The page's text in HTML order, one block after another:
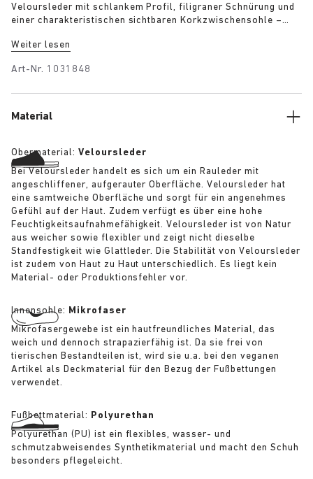
Veloursleder mit schlankem Profil, filigraner Schnürung und
einer charakteristischen sichtbaren Korkzwischensohle –
Sandalen. Der skulpturale und zugleich zurückhaltende Style
sorgt für einen selbstbewussten Auftritt.
Weiter lesen
Art-Nr. 1031848
Material
Obermaterial: Veloursleder
Bei Veloursleder handelt es sich um ein Rauleder mit
angeschliffener, aufgerauter Oberfläche. Veloursleder hat
eine samtweiche Oberfläche und sorgt für ein angenehmes
Gefühl auf der Haut. Zudem verfügt es über eine hohe
Feuchtigkeitsaufnahmefähigkeit. Veloursleder ist von Natur
aus weicher sowie flexibler und zeigt nicht dieselbe
Standfestigkeit wie Glattleder. Die Stabilität von Veloursleder
ist zudem von Haut zu Haut unterschiedlich. Es liegt kein
Material- oder Produktionsfehler vor.
Innensohle: Mikrofaser
Mikrofasergewebe ist ein hautfreundliches Material, das
weich und dennoch strapazierfähig ist. Da sie frei von
tierischen Bestandteilen ist, wird sie u.a. bei den veganen
Artikel als Deckmaterial für den Bezug der Fußbettungen
verwendet.
Fußbettmaterial: Polyurethan
Polyurethan (PU) ist ein flexibles, wasser- und
schmutzabweisendes Synthetikmaterial und macht den Schuh
besonders pflegeleicht.